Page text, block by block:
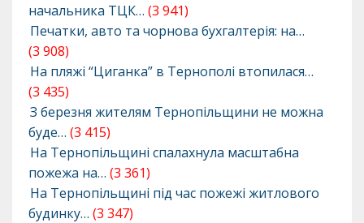
начальника ТЦК… (3 941)
Печатки, авто та чорнова бухгалтерія: на…
(3 908)
На пляжі “Циганка” в Тернополі втопилася…
(3 435)
З березня жителям Тернопільщини не можна
буде… (3 415)
На Тернопільщині спалахнула масштабна
пожежа на… (3 361)
На Тернопільщині під час пожежі житлового
будинку… (3 347)